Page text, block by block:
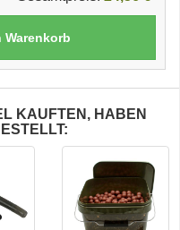
KAUFTEN, HABEN